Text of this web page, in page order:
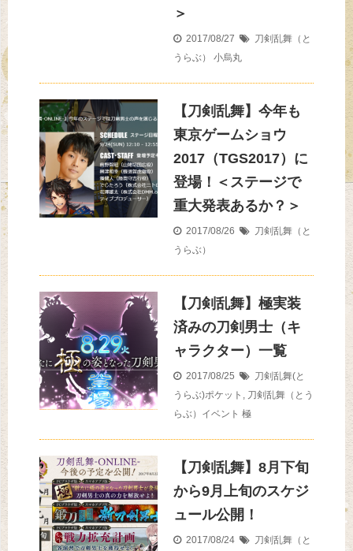
＞
2017/08/27
刀剣乱舞（と
うらぶ）
小烏丸
【刀剣乱舞】今年も
東京ゲームショウ
2017（TGS2017）に
登場！＜ステージで
重大発表あるか？＞
2017/08/26
刀剣乱舞（と
うらぶ）
【刀剣乱舞】極実装
済みの刀剣男士（キ
ャラクター）一覧
2017/08/25
刀剣乱舞(と
うらぶ)ポケット , 刀剣乱舞（とう
らぶ）イベント 極
【刀剣乱舞】8月下旬
から9月上旬のスケジ
ュール公開！
2017/08/24
刀剣乱舞（と